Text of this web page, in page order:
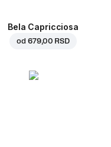
Bela Capricciosa
od 679,00 RSD